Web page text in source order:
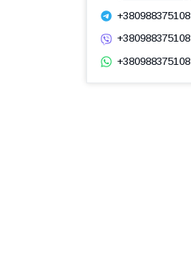
+380988375108
+380988375108
+380988375108